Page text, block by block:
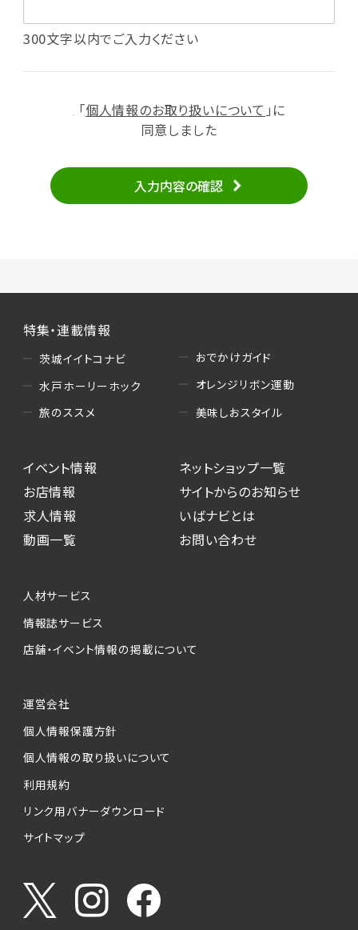
・投稿したクチコミ情報、写真の本サービスへの
・メールマガジン、お知らせ、広告等の配信
（2）ユーザーからのお問い合わせへの対応
せの内容確認、返答
・当サービスの品質改善
・読者プレゼント、アンケート等、当サービスが実
施するキャンペーンの抽選、当選者への連絡及
び発送 ・ユーザーの趣向や属性情報等の分析
（5）広告主への問い合わせ・応募等への対応
・本サービスを通じて求人広告に応募した際の
選考に関する連絡
・本サービスを通じて店舗への来店予約を登録
した際の内容確認、返答
本サービスが収集する個人情報は、ご本人の意
ービスの実施にあたりそれぞれ必要となる項目
を入力いただかない場合は、各々のサービスを
個人情報の第三者への提供について
当社は、以下の提供先に対して個人情報を提供
します。
(1)お客様が求人応募フォームより個人情報を
送信した事業主（広告主）への提供
お客様が求職活動・応募等を行った企業による
うやりとり・情報提供（採否・合否の検討を含み
ます）
300文字以内でご入力ください
「個人情報のお取り扱いについて 」に
同意しました
入力内容の確認
特集・連載情報
茨城イイトコナビ
水戸ホーリーホック
旅のススメ
おでかけガイド
オレンジリボン運動
美味しおスタイル
イベント情報
お店情報
求人情報
動画一覧
ネットショップ一覧
サイトからのお知らせ
いばナビとは
お問い合わせ
人材サービス
情報誌サービス
店舗・イベント情報の掲載について
運営会社
個人情報保護方針
個人情報の取り扱いについて
利用規約
リンク用バナーダウンロード
サイトマップ